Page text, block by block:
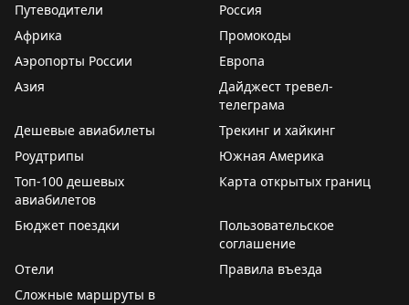
Путеводители
Россия
Африка
Промокоды
Аэропорты России
Европа
Азия
Дайджест тревел-
телеграма
Дешевые авиабилеты
Трекинг и хайкинг
Роудтрипы
Южная Америка
Топ-100 дешевых
авиабилетов
Карта открытых границ
Бюджет поездки
Пользовательское
соглашение
Отели
Правила въезда
Сложные маршруты в